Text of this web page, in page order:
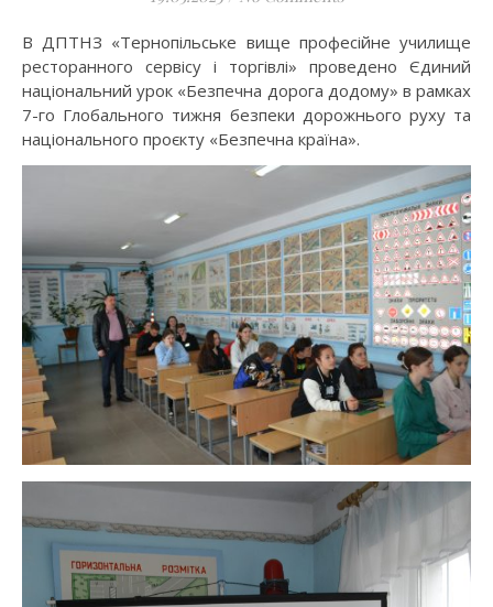
В ДПТНЗ «Тернопільське вище професійне училище
ресторанного сервісу і торгівлі» проведено Єдиний
національний урок «Безпечна дорога додому» в рамках
7-го Глобального тижня безпеки дорожнього руху та
національного проєкту «Безпечна країна».